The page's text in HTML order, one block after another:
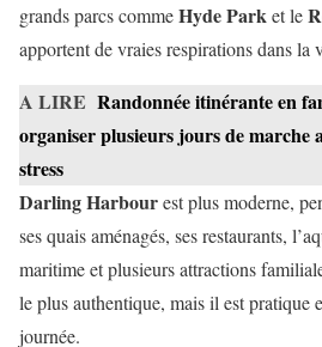
grands parcs commeHyde Parket le
apportent de vraies respirations dans la
A LIRE Randonnée itinérante en
organiser plusieurs jours de marche
stress
Darling Harbourest plus moderne,
ses quais aménagés, ses restaurants,
maritime et plusieurs attractions
le plus authentique, mais il est pratique
journée.